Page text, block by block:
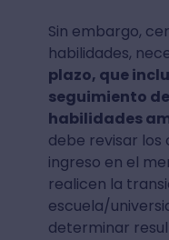
Sin embargo,
habilidades,
plazo, que
seguimiento
habilidades
debe revisar los
ingreso en el
realicen la
escuela/
determinar